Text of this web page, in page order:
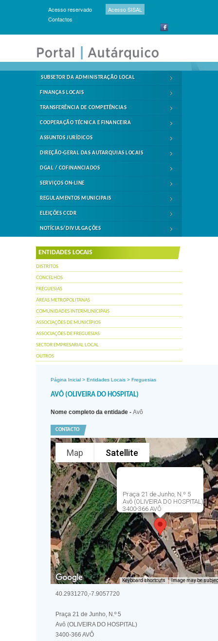
Acesso reservado
Acesso SISAL
Contactos
SUBSETOR DA ADMINISTRAÇÃO LOCAL
FINANÇAS LOCAIS
TRANSFERÊNCIA DE COMPETÊNCIAS
COOPERAÇÃO TÉCNICA E FINANCEIRA
ASSUNTOS JURÍDICOS
DIREÇÃO-GERAL DAS AUTARQUIAS LOCAIS
DGAL / COFINANCIADOS
SERVIÇOS ON-LINE
REGULAMENTOS MUNICIPAIS
ELEIÇÕES CCDR
NOTÍCIAS/DIVULGAÇÕES
ENTIDADES LOCAIS
DISTRITOS
CONCELHOS
FREGUESIAS
ÁREAS METROPOLITANAS
COMUNIDADES INTERMUNICIPAIS
ASSOCIAÇÕES DE MUNICÍPIOS
ASSOCIAÇÕES DE FREGUESIAS
SECTOR EMPRESARIAL LOCAL
OUTROS
Página Inicial > Entidades Locais > Freguesias
AVÔ (OLIVEIRA DO HOSPITAL)
Nome completo da entidade - Avô
CONTACTO
Praça 21 de Junho, N.º 5
Avô (OLIVEIRA DO HOSPITAL)
3400-366 AVÔ
Map Satellite
Keyboard shortcuts Image may be
40.2931270,-7.9057720
Praça 21 de Junho, N.º 5
Avô (OLIVEIRA DO HOSPITAL)
3400-366 AVÔ